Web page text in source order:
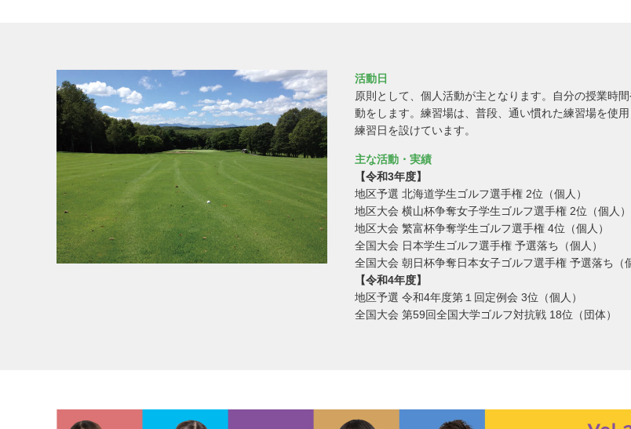
活動日
原則として、個人活動が主となります。自分の授業時
動をします。練習場は、普段、通い慣れた練習場を使
練習日を設けています。
主な活動・実績
【令和3年度】
地区予選 北海道学生ゴルフ選手権 2位（個人）
地区大会 横山杯争奪女子学生ゴルフ選手権 2位（個人）
地区大会 繁富杯争奪学生ゴルフ選手権 4位（個人）
全国大会 日本学生ゴルフ選手権 予選落ち（個人）
全国大会 朝日杯争奪日本女子ゴルフ選手権 予選落ち（
【令和4年度】
地区予選 令和4年度第１回定例会 3位（個人）
全国大会 第59回全国大学ゴルフ対抗戦 18位（団体）